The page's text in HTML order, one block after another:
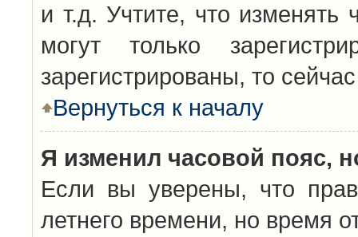
и т.д. Учтите, что изменять
могут только
зарегистрированы, то
Вернуться к началу
Я изменил часовой пояс,
Если вы уверены, что
летнего времени, но время